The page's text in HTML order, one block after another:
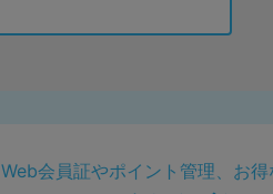
Web会員証やポイント管理、お